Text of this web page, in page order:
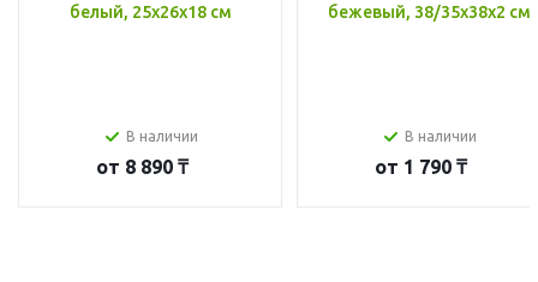
белый, 25x26x18 см
В наличии
от 8 890 ₸
бежевый, 38/35x38x2 см
В наличии
от 1 790 ₸